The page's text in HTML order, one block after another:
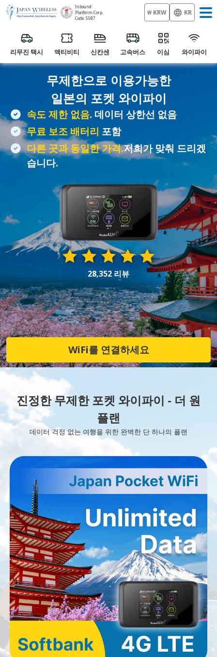
Inbound
Platform Corp.
Code: 5587
₩ KRW KR
리무진 택시 액티비티 신칸센 고속버스 이심 와이파이
무제한으로 이용가능한
일본의 포켓 와이파이
속도 제한 없음. 데이터 상한선 없음
무료 보조 배터리 포함
다른 곳과 동일한 가격.저희가 맞춰 드리겠
습니다.
28,352 리뷰
WiFi를 연결하세요
진정한 무제한 포켓 와이파이 - 더 원
플랜
데이터 걱정 없는 여행을 위한 완벽한 단 하나의 플랜